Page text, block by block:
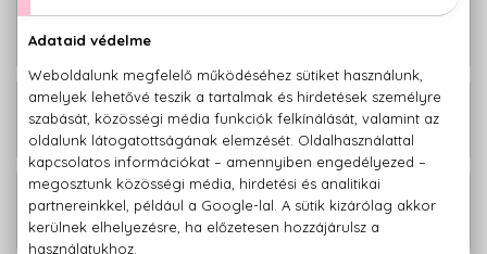
Aloe Vera Fogkrém 100 ml
2.070 Ft
BIO
Aloe Vera Hajkondicionáló 265 ml
3.040 Ft